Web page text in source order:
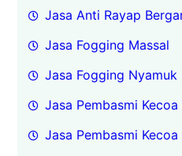
Jasa Anti Rayap
Jasa Fogging Massal
Jasa Fogging Nyamuk
Jasa Pembasmi
Jasa Pembasmi